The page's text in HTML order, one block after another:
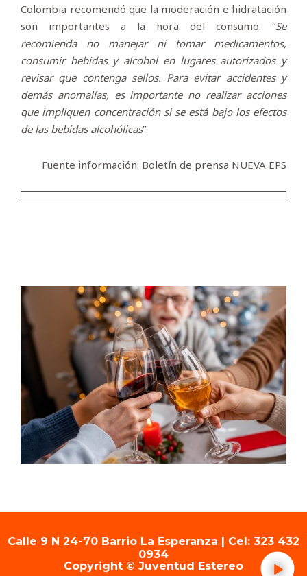
Colombia recomendó que la moderación e hidratación
son importantes a la hora del consumo. “Se
recomienda no manejar ni tomar medicamentos,
consumir bebidas y alcohol en lugares autorizados y
revisar que contenga sellos. Para evitar accidentes y
demás anomalías, es importante no realizar acciones
que impliquen concentración si se está bajo los efectos
de las bebidas alcohólicas”.
Fuente información: Boletín de prensa NUEVA EPS
Calle 9 N 24-70 Barrio La Esperanza | Cel: 323 432
0934
Copyright © Juventud Estereo